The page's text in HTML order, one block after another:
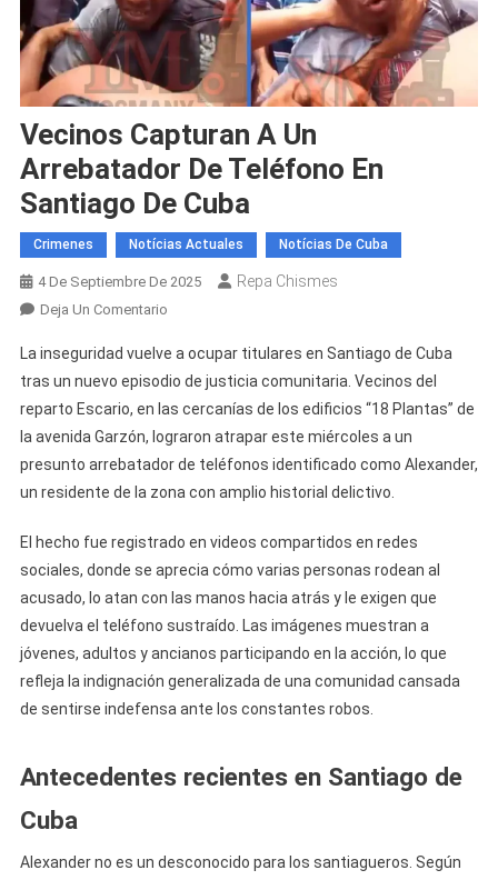
Vecinos Capturan A Un
Arrebatador De Teléfono En
Santiago De Cuba
Crimenes Notícias Actuales Notícias De Cuba
4 De Septiembre De 2025 Repa Chismes
Deja Un ComentarioEn
Capturan
A
Un
Arrebatador
De
Teléfono
Santiago
De
Cuba
La inseguridad vuelve a ocupar titulares en Santiago de Cuba
tras un nuevo episodio de justicia comunitaria. Vecinos del
reparto Escario, en las cercanías de los edificios “18 Plantas” de
la avenida Garzón, lograron atrapar este miércoles a un
presunto arrebatador de teléfonos identificado como Alexander,
un residente de la zona con amplio historial delictivo.
El hecho fue registrado en videos compartidos en redes
sociales, donde se aprecia cómo varias personas rodean al
acusado, lo atan con las manos hacia atrás y le exigen que
devuelva el teléfono sustraído. Las imágenes muestran a
jóvenes, adultos y ancianos participando en la acción, lo que
refleja la indignación generalizada de una comunidad cansada
de sentirse indefensa ante los constantes robos.
Antecedentes recientes en Santiago de
Cuba
Alexander no es un desconocido para los santiagueros. Según